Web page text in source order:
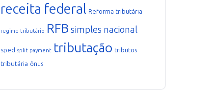
receita federal Reforma tributária
regime tributário RFB simples nacional
sped split payment tributação tributos
tributária ônus